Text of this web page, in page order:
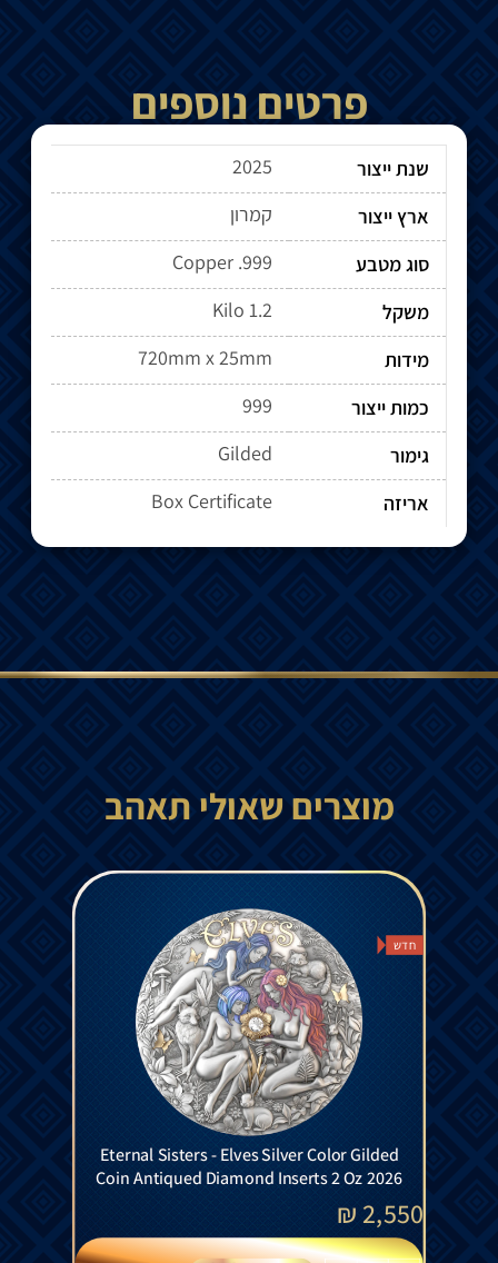
פרטים נוספים
שנת ייצור
2025
ארץ ייצור
קמרון
סוג מטבע
Copper .999
משקל
1.2 Kilo
מידות
720mm x 25mm
כמות ייצור
999
גימור
Gilded
אריזה
Box Certificate
מוצרים שאולי תאהב
חדש
Eternal Sisters - Elves Silver Color Gilded
Coin Antiqued Diamond Inserts 2 Oz 2026
2,550
₪